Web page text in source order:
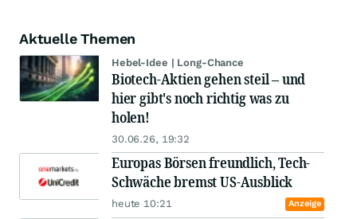
Aktuelle Themen
Hebel-Idee | Long-Chance
Biotech-Aktien gehen steil – und
hier gibt's noch richtig was zu
holen!
30.06.26, 19:32
Europas Börsen freundlich, Tech-
Schwäche bremst US-Ausblick
heute 10:21 Anzeige